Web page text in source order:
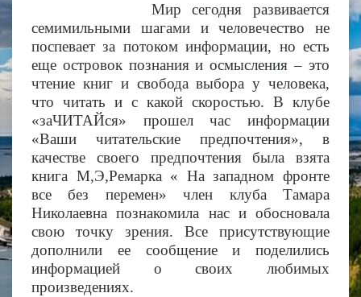
Мир сегодня развивается
семимильными шагами и человечество не
поспевает за потоком информации, но есть
еще островок познания и осмысления – это
чтение книг и свобода выбора у человека,
что читать и с какой скоростью. В клубе
«заЧИТАЙся» прошел час информации
«Ваши читательские предпочтения», в
качестве своего предпочтения была взята
книга М,Э,Ремарка « На западном фронте
все без перемен» член клуба Тамара
Николаевна познакомила нас и обосновала
свою точку зрения. Все присутствующие
дополнили ее сообщение и поделились
информацией о своих любимых
произведениях.